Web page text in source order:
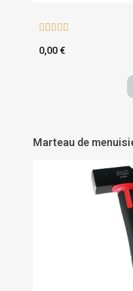
    
0,00 €